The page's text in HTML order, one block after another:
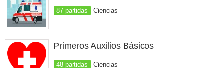
87 partidas Ciencias
Primeros Auxilios Básicos
48 partidas Ciencias